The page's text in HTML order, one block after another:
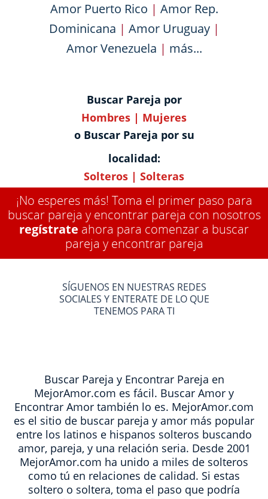
Amor Puerto Rico | Amor Rep.
Dominicana | Amor Uruguay|
Amor Venezuela | más...
Buscar Pareja por
Hombres | Mujeres
o Buscar Pareja por su
localidad:
Solteros | Solteras
¡No esperes más! Toma el primer paso para
buscar pareja y encontrar pareja con nosotros
regístrate ahora para comenzar a buscar
pareja y encontrar pareja
SÍGUENOS EN NUESTRAS REDES
SOCIALES Y ENTERATE DE LO QUE
TENEMOS PARA TI
Buscar Pareja y Encontrar Pareja en
MejorAmor.com es fácil. Buscar Amor y
Encontrar Amor también lo es. MejorAmor.com
es el sitio de buscar pareja y amor más popular
entre los latinos e hispanos solteros buscando
amor, pareja, y una relación seria. Desde 2001
MejorAmor.com ha unido a miles de solteros
como tú en relaciones de calidad. Si estas
soltero o soltera, toma el paso que podría